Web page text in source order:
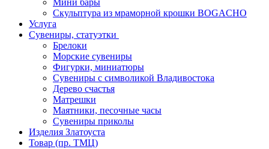
Мини бары
Скульптура из мраморной крошки BOGACHO
Услуга
Сувениры, статуэтки
Брелоки
Морские сувениры
Фигурки, миниатюры
Сувениры с символикой Владивостока
Дерево счастья
Матрешки
Маятники, песочные часы
Сувениры приколы
Изделия Златоуста
Товар (пр. ТМЦ)